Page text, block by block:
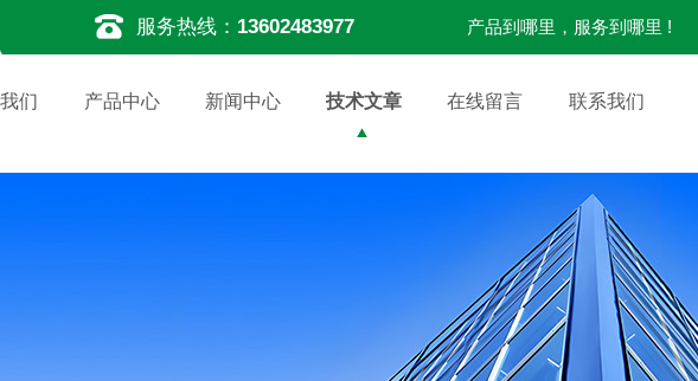
服务热线： 13602483977 产品到哪里，服务到哪里 !
们 产品中心 新闻中心 技术文章 在线留言 联系我们